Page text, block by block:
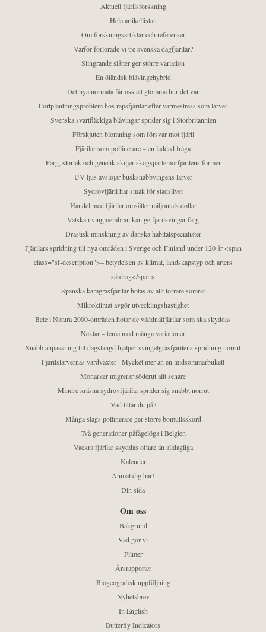
Aktuell fjärilsforskning
Hela artikellistan
Om forskningsartiklar och referenser
Varför förlorade vi tre svenska dagfjärilar?
Slingrande slåtter ger större variation
En öländsk blåvingehybrid
Det nya normala får oss att glömma hur det var
Fortplantningsproblem hos rapsfjärilar efter värmestress som larver
Svenska svartfläckiga blåvingar sprider sig i Storbritannien
Förskjuten blomning som försvar mot fjäril
Fjärilar som pollinerare – en laddad fråga
Färg, storlek och genetik skiljer skogspärlemorfjärilens former
UV-ljus avslöjar busksnabbvingens larver
Sydrovfjäril har smak för stadslivet
Handel med fjärilar omsätter miljontals dollar
Vätska i vingmembran kan ge fjärilsvingar färg
Drastisk minskning av danska habitatspecialister
Fjärilars spridning till nya områden i Sverige och Finland under 120 år <span
class="sf-description">– betydelsen av klimat, landskapstyp och arters
särdrag</span>
Spanska kamgräsfjärilar hotas av allt torrare somrar
Mikroklimat avgör utvecklingshastighet
Bete i Natura 2000-områden hotar de väddnätfjärilar som ska skyddas
Nektar – tema med många variationer
Snabb anpassning till dagslängd hjälper svingelgräsfjärilens spridning norrut
Fjärilslarvernas värdväxter– Mycket mer än en midsommarbukett
Monarker migrerar söderut allt senare
Mindre kräsna sydrovfjärilar sprider sig snabbt norrut
Vad tittar du på?
Många slags pollinerare ger större bomullsskörd
Två generationer påfågelöga i Belgien
Vackra fjärilar skyddas oftare än alldagliga
Kalender
Anmäl dig här!
Din sida
Om oss
Bakgrund
Vad gör vi
Filmer
Årsrapporter
Biogeografisk uppföljning
Nyhetsbrev
In English
Butterfly Indicators